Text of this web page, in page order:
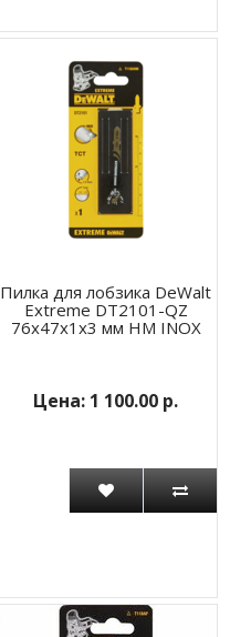
Пилка для лобзика DeWalt
Extreme DT2101-QZ
76x47x1x3 мм HM INOX
1 100.00 р.